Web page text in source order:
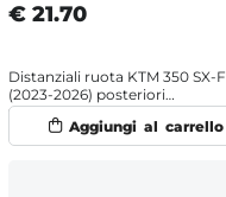
€ 21.70
Distanziali ruota KTM 350 SX-F
(2023-2026) posteriori
Arancione